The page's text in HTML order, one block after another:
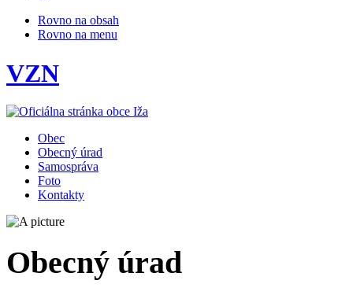
Rovno na obsah
Rovno na menu
VZN
Obec
Obecný úrad
Samospráva
Foto
Kontakty
Obecný úrad